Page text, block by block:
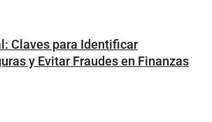
Claves para Identificar
y Evitar Fraudes en Finanzas